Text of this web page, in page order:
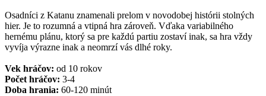
Osadníci z Katanu znamenali prelom v novodobej histórii stolných
hier. Je to rozumná a vtipná hra zároveň. Vďaka variabilného
hernému plánu, ktorý sa pre každú partiu zostaví inak, sa hra vždy
vyvíja výrazne inak a neomrzí vás dlhé roky.
Vek hráčov: od 10 rokov
Počet hráčov: 3-4
Doba hrania: 60-120 minút